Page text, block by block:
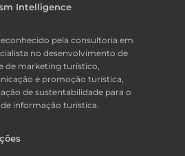
Intelligence
pela consultoria em
no desenvolvimento de
de marketing turístico,
e promoção turística,
de sustentabilidade para o
informação turística.